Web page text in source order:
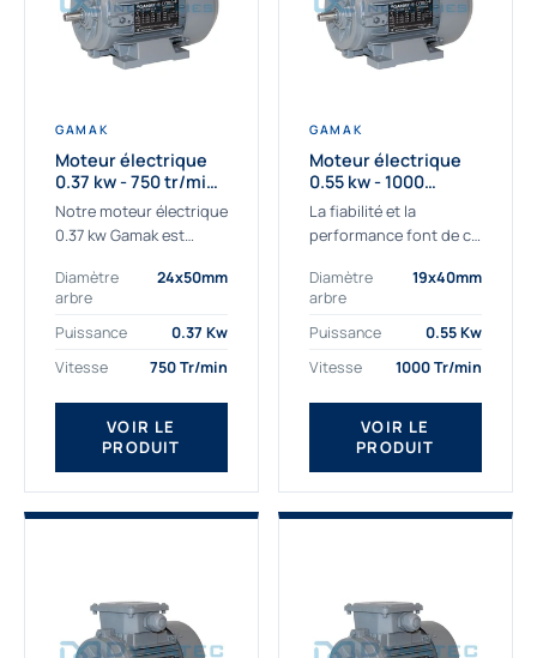
GAMAK
Moteur électrique
0.37 kw - 750 tr/min -
230/400V - IE3
Notre moteur électrique
0.37 kw Gamak est
aux applications
sévères. Nous
déterminons,
fournissons
des moteurs
asynchrones depuis de
nombreuses années....
Diamètre
arbre
24x50mm
Puissance
0.37 Kw
Vitesse
750 Tr/min
VOIR LE
PRODUIT
GAMAK
Moteur électrique
0.55 kw - 1000
Tr/min - 230/400V -
IE2
La fiabilité et la
performance font de ce
0.55kw un
indispensable de votre
production. Ce moteur
être alimenté...
Diamètre
arbre
19x40mm
Puissance
0.55 Kw
Vitesse
1000 Tr/min
VOIR LE
PRODUIT